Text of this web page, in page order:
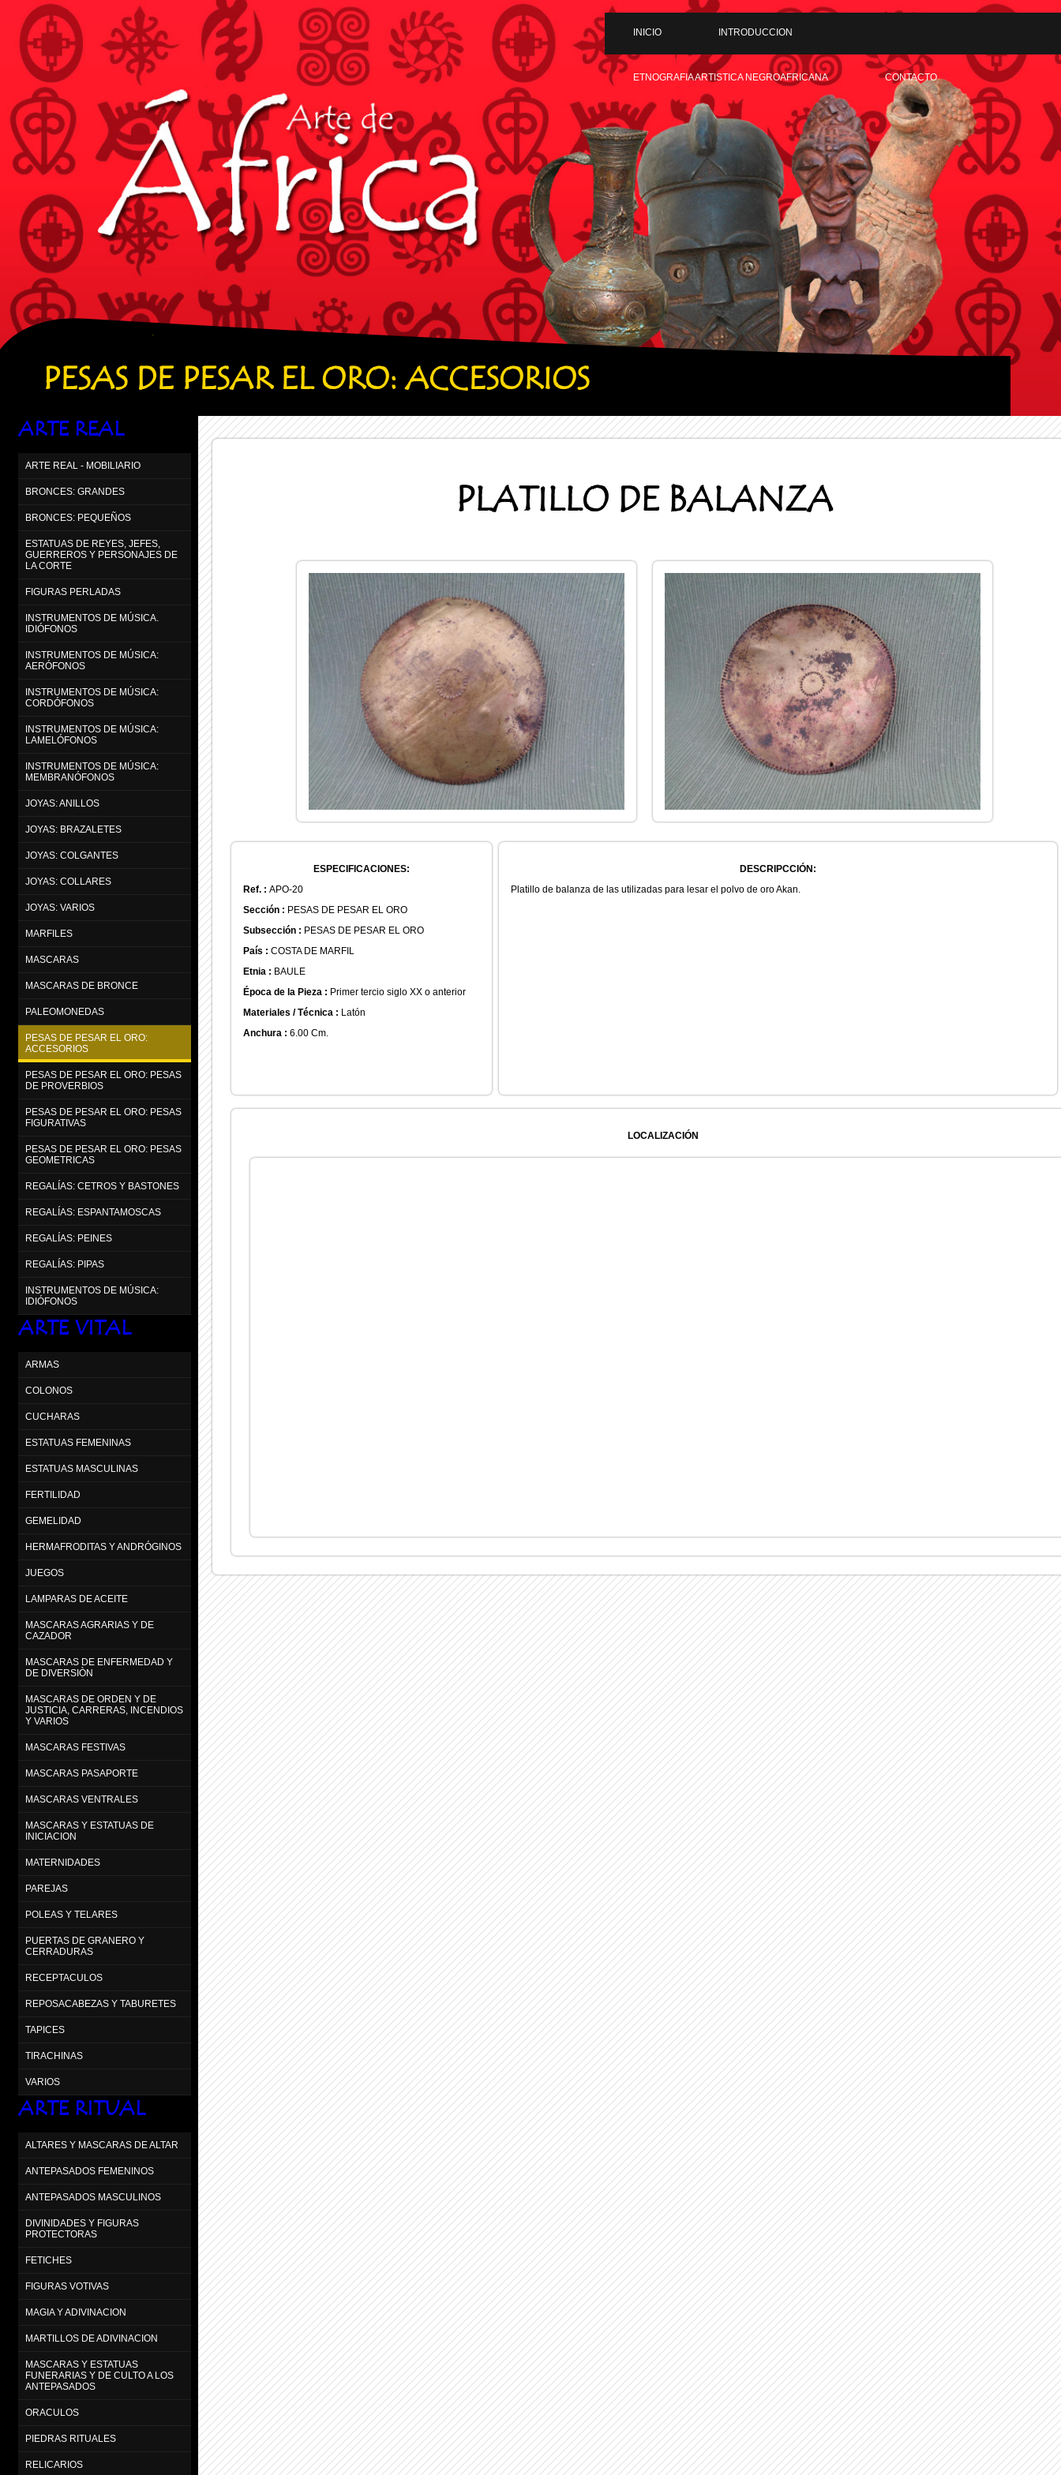
INICIO INTRODUCCION
ETNOGRAFIA ARTISTICA NEGROAFRICANA CONTACTO
PESAS DE PESAR EL ORO: ACCESORIOS
PLATILLO DE BALANZA
ESPECIFICACIONES:
Ref. : APO-20
Sección : PESAS DE PESAR EL ORO
Subsección : PESAS DE PESAR EL ORO
País : COSTA DE MARFIL
Etnia : BAULE
Época de la Pieza : Primer tercio siglo XX o anterior
Materiales / Técnica : Latón
Anchura : 6.00 Cm.
DESCRIPCCIÓN:
Platillo de balanza de las utilizadas para lesar el polvo de oro Akan.
LOCALIZACIÓN
ARTE REAL
ARTE REAL - MOBILIARIO
BRONCES: GRANDES
BRONCES: PEQUEÑOS
ESTATUAS DE REYES, JEFES,
GUERREROS Y PERSONAJES DE
LA CORTE
FIGURAS PERLADAS
INSTRUMENTOS DE MÚSICA.
IDIÓFONOS
INSTRUMENTOS DE MÚSICA:
AERÓFONOS
INSTRUMENTOS DE MÚSICA:
CORDÓFONOS
INSTRUMENTOS DE MÚSICA:
LAMELÓFONOS
INSTRUMENTOS DE MÚSICA:
MEMBRANÓFONOS
JOYAS: ANILLOS
JOYAS: BRAZALETES
JOYAS: COLGANTES
JOYAS: COLLARES
JOYAS: VARIOS
MARFILES
MASCARAS
MASCARAS DE BRONCE
PALEOMONEDAS
PESAS DE PESAR EL ORO:
ACCESORIOS
PESAS DE PESAR EL ORO: PESAS
DE PROVERBIOS
PESAS DE PESAR EL ORO: PESAS
FIGURATIVAS
PESAS DE PESAR EL ORO: PESAS
GEOMETRICAS
REGALÍAS: CETROS Y BASTONES
REGALÍAS: ESPANTAMOSCAS
REGALÍAS: PEINES
REGALÍAS: PIPAS
INSTRUMENTOS DE MÚSICA:
IDIÓFONOS
ARTE VITAL
ARMAS
COLONOS
CUCHARAS
ESTATUAS FEMENINAS
ESTATUAS MASCULINAS
FERTILIDAD
GEMELIDAD
HERMAFRODITAS Y ANDRÓGINOS
JUEGOS
LAMPARAS DE ACEITE
MASCARAS AGRARIAS Y DE
CAZADOR
MASCARAS DE ENFERMEDAD Y
DE DIVERSIÒN
MASCARAS DE ORDEN Y DE
JUSTICIA, CARRERAS, INCENDIOS
Y VARIOS
MASCARAS FESTIVAS
MASCARAS PASAPORTE
MASCARAS VENTRALES
MASCARAS Y ESTATUAS DE
INICIACION
MATERNIDADES
PAREJAS
POLEAS Y TELARES
PUERTAS DE GRANERO Y
CERRADURAS
RECEPTACULOS
REPOSACABEZAS Y TABURETES
TAPICES
TIRACHINAS
VARIOS
ARTE RITUAL
ALTARES Y MASCARAS DE ALTAR
ANTEPASADOS FEMENINOS
ANTEPASADOS MASCULINOS
DIVINIDADES Y FIGURAS
PROTECTORAS
FETICHES
FIGURAS VOTIVAS
MAGIA Y ADIVINACION
MARTILLOS DE ADIVINACION
MASCARAS Y ESTATUAS
FUNERARIAS Y DE CULTO A LOS
ANTEPASADOS
ORACULOS
PIEDRAS RITUALES
RELICARIOS